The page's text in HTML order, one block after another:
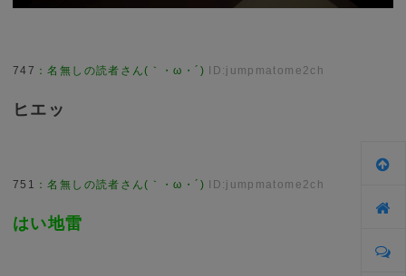
747 ：名無しの読者さん(｀・ω・´) ID:jumpmatome2ch
ヒエッ
751 ：名無しの読者さん(｀・ω・´) ID:jumpmatome2ch
はい地雷